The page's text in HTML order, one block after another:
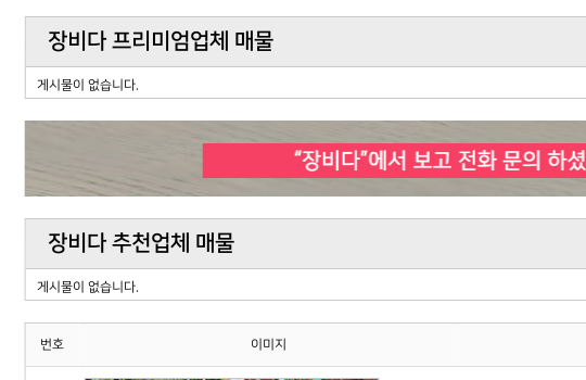
장비다 프리미엄업체 매물
게시물이 없습니다.
장비다 추천업체 매물
게시물이 없습니다.
번호 이미지